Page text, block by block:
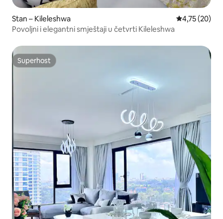
Stan – Kileleshwa Prosječna
4,75 (20)
Povoljni i elegantni smještaji u četvrti Kileleshwa
Superhost
Superhost